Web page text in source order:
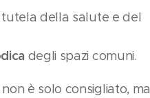
tutela della salute e del
degli spazi comuni.
non è solo consigliato, ma